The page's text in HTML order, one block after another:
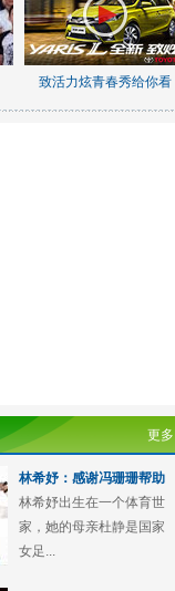
致活力炫青春秀给你看
更多
林希妤：感谢冯珊珊帮助
林希妤出生在一个体育世
家，她的母亲杜静是国家
女足...